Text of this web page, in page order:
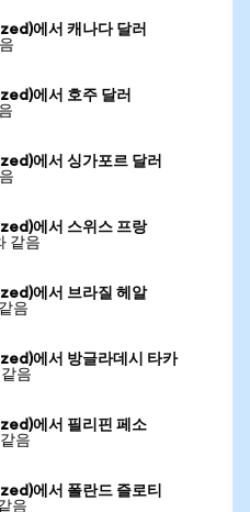
에서 캐나다 달러
에서 호주 달러
에서 싱가포르 달러
에서 스위스 프랑
같음
에서 브라질 헤알
음
에서 방글라데시 타카
음
에서 필리핀 페소
음
에서 폴란드 즐로티
음